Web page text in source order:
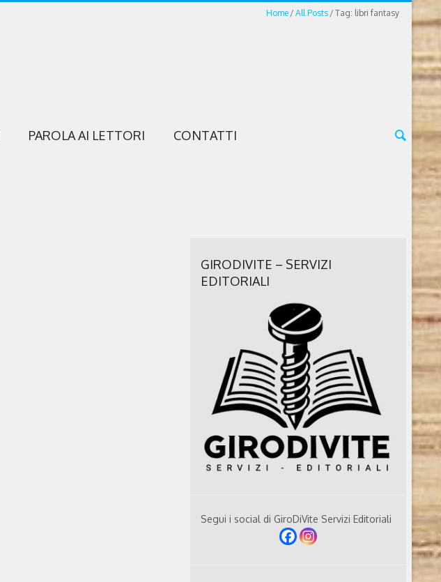
Home All Posts Tag: libri fantasy
PAROLA AI LETTORI CONTATTI
GIRODIVITE – SERVIZI
EDITORIALI
Segui i social di GiroDiVite Servizi Editoriali